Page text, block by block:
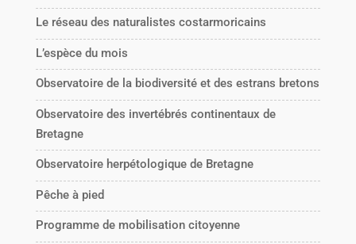
Le réseau des naturalistes costarmoricains
L’espèce du mois
Observatoire de la biodiversité et des estrans bretons
Observatoire des invertébrés continentaux de
Bretagne
Observatoire herpétologique de Bretagne
Pêche à pied
Programme de mobilisation citoyenne